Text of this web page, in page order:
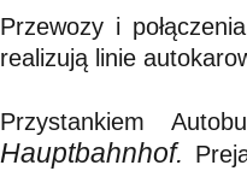
Przewozy i
realizują linie
Przystankiem
Hauptbahnhof.